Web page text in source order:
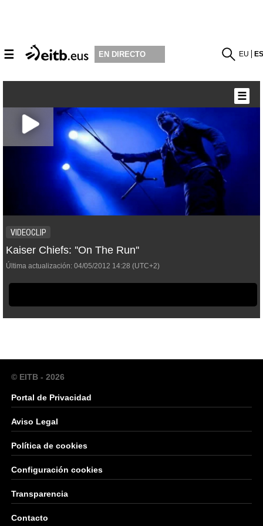
☰ EN DIRECTO EU
VIDEOCLIP
Kaiser Chiefs: ''On The Run''
Última actualización: 04/05/2012 14:28 (UTC+2)
☰
© EITB - 2026
Portal de Privacidad
Aviso Legal
Política de cookies
Configuración cookies
Transparencia
Contacto